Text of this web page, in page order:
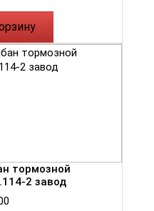
тормозной
2 завод